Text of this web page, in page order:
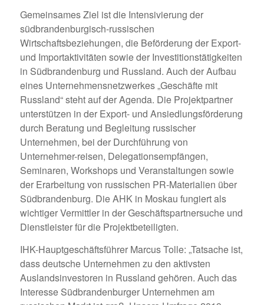
Gemeinsames Ziel ist die Intensivierung der
südbrandenburgisch-russischen
Wirtschaftsbeziehungen, die Beförderung der Export-
und Importaktivitäten sowie der Investitionstätigkeiten
in Südbrandenburg und Russland. Auch der Aufbau
eines Unternehmensnetzwerkes „Geschäfte mit
Russland“ steht auf der Agenda. Die Projektpartner
unterstützen in der Export- und Ansiedlungsförderung
durch Beratung und Begleitung russischer
Unternehmen, bei der Durchführung von
Unternehmer-reisen, Delegationsempfängen,
Seminaren, Workshops und Veranstaltungen sowie
der Erarbeitung von russischen PR-Materialien über
Südbrandenburg. Die AHK in Moskau fungiert als
wichtiger Vermittler in der Geschäftspartnersuche und
Dienstleister für die Projektbeteiligten.
IHK-Hauptgeschäftsführer Marcus Tolle: „Tatsache ist,
dass deutsche Unternehmen zu den aktivsten
Auslandsinvestoren in Russland gehören. Auch das
Interesse Südbrandenburger Unternehmen am